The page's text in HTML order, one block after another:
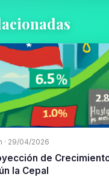
· 29/04/2026
de
la Cepal